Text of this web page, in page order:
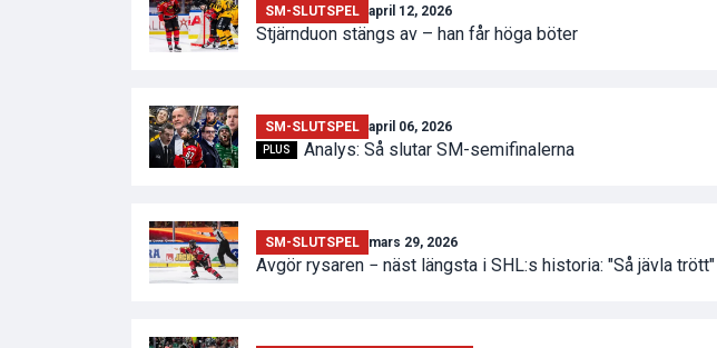
SM-SLUTSPEL april 12, 2026
Stjärnduon stängs av – han får höga böter
SM-SLUTSPEL april 06, 2026
PLUS Analys: Så slutar SM-semifinalerna
SM-SLUTSPEL mars 29, 2026
Avgör rysaren − näst längsta i SHL:s historia: "Så jävla trött"